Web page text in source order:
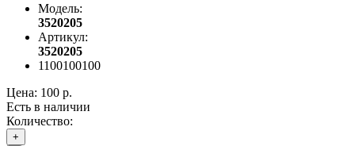
Модель:
3520205
Артикул:
3520205
1100100100
Цена: 100 р.
Есть в наличии
Количество:
+